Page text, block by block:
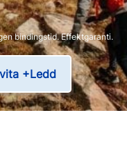
bindingstid. Effektgaranti.
+Ledd